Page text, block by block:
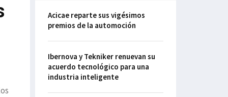
Acicae reparte sus vigésimos
premios de la automoción
Ibernova y Tekniker renuevan su
acuerdo tecnológico para una
industria inteligente